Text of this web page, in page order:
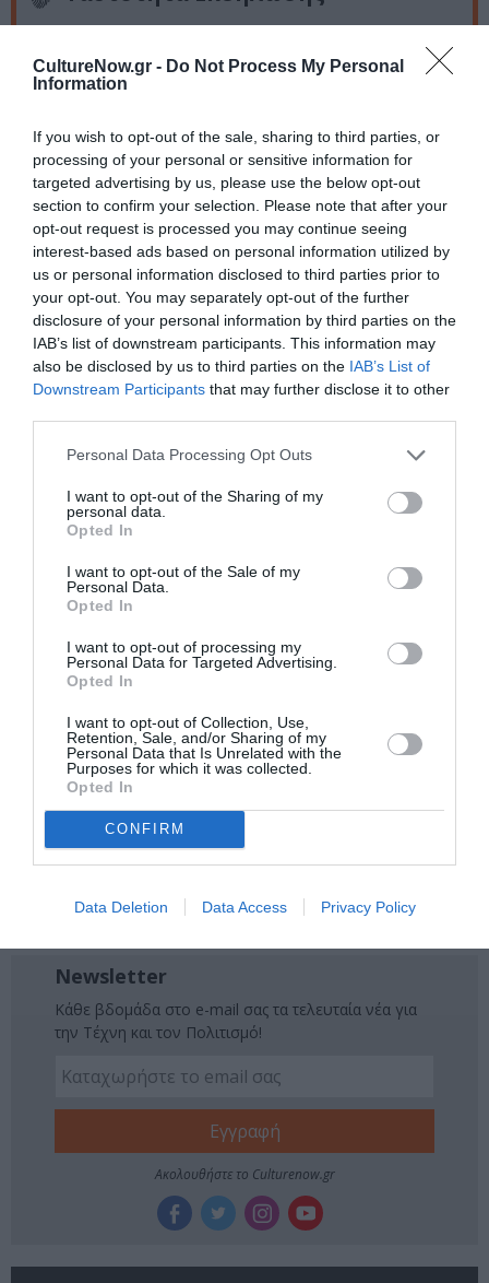
CultureNow.gr - Do Not Process My Personal
Information
If you wish to opt-out of the sale, sharing to third parties, or
processing of your personal or sensitive information for
targeted advertising by us, please use the below opt-out
section to confirm your selection. Please note that after your
opt-out request is processed you may continue seeing
interest-based ads based on personal information utilized by
us or personal information disclosed to third parties prior to
your opt-out. You may separately opt-out of the further
disclosure of your personal information by third parties on the
IAB’s list of downstream participants. This information may
also be disclosed by us to third parties on the IAB’s List of
Downstream Participants that may further disclose it to other
Personal Data Processing Opt Outs
I want to opt-out of the Sharing of my
personal data.
Opted In
I want to opt-out of the Sale of my
Personal Data.
Opted In
I want to opt-out of processing my
Personal Data for Targeted Advertising.
Opted In
I want to opt-out of Collection, Use,
Retention, Sale, and/or Sharing of my
Personal Data that Is Unrelated with the
Purposes for which it was collected.
Opted In
CONFIRM
Data Deletion Data Access Privacy Policy
Από:
27/09/2025
Τοποθεσία:
Θέατρο Έν Άθήναις, Ιάκχου 19, Γκάζι
Tempus Verum – Εν Αθήναις
Eισιτήρια:
EARLY BIRDS 10 ευρώ || Γενική είσοδος: 14 ευρώ |
Μειωμένο Εισιτήριο: 12 ευρώ (Φοιτητές / Σπουδαστές /
Κάτοχοι Κάρτας Πολυτέκνων / ΑμΕΑ /Άνω των 65 ετών
Πληροφορίες / Κρατήσεις:
Τηλ.: 2130356472 | «Εν Αθήναις»
μάθετε πρώτοι όλες τις ειδήσεις
Πολιτισμό στοCulturenow.gr
Tags
ΔΡΑΜΑ - ΚΟΙΝΩΝΙΚΟ - ΣΥΓΧΡΟΝΟ
ΜΑΥΡΗ ΚΩΜΩΔΙΑ
Newsletter
Κάθε βδομάδα στο e-mail σας τα τελευταία νέα για
την Τέχνη και τον Πολιτισμό!
Ακολουθήστε το Culturenow.gr